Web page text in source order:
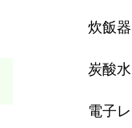
炊飯器
炭酸
電子